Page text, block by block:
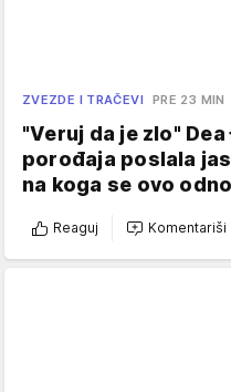
ZVEZDE I TRAČEVI PRE 23 MIN
"Veruj da je zlo"
porođaja poslala
na koga se ovo
Reaguj Komentariši